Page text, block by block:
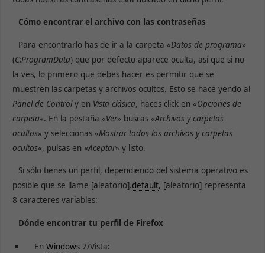
Cómo encontrar el archivo con las contraseñas
Para encontrarlo has de ir a la carpeta «Datos de programa»
(C:ProgramData) que por defecto aparece oculta, así que si no
la ves, lo primero que debes hacer es permitir que se
muestren las carpetas y archivos ocultos. Esto se hace yendo al
Panel de Controly en Vista clásica, haces click en «Opciones de
carpeta«. En la pestaña «Ver» buscas «Archivos y carpetas
ocultos» y seleccionas «Mostrar todos los archivos y carpetas
ocultos«, pulsas en «Aceptar» y listo.
Si sólo tienes un perfil, dependiendo del sistema operativo es
posible que se llame [aleatorio].default, [aleatorio] representa
8 caracteres variables:
Dónde encontrar tu perfil de Firefox
En Windows7/Vista: